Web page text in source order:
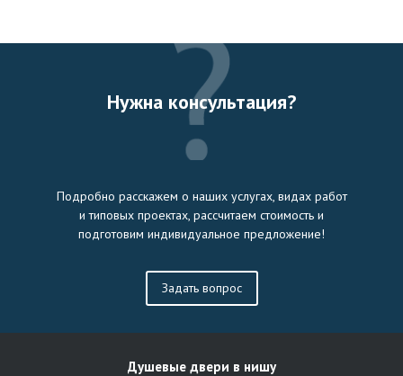
Нужна консультация?
Подробно расскажем о наших услугах, видах работ
и типовых проектах, рассчитаем стоимость и
подготовим индивидуальное предложение!
Задать вопрос
Душевые двери в нишу